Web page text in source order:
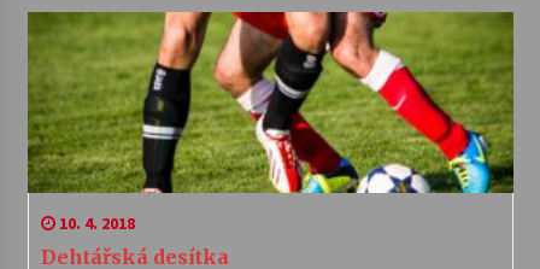
10. 4. 2018
Dehtářská desítka